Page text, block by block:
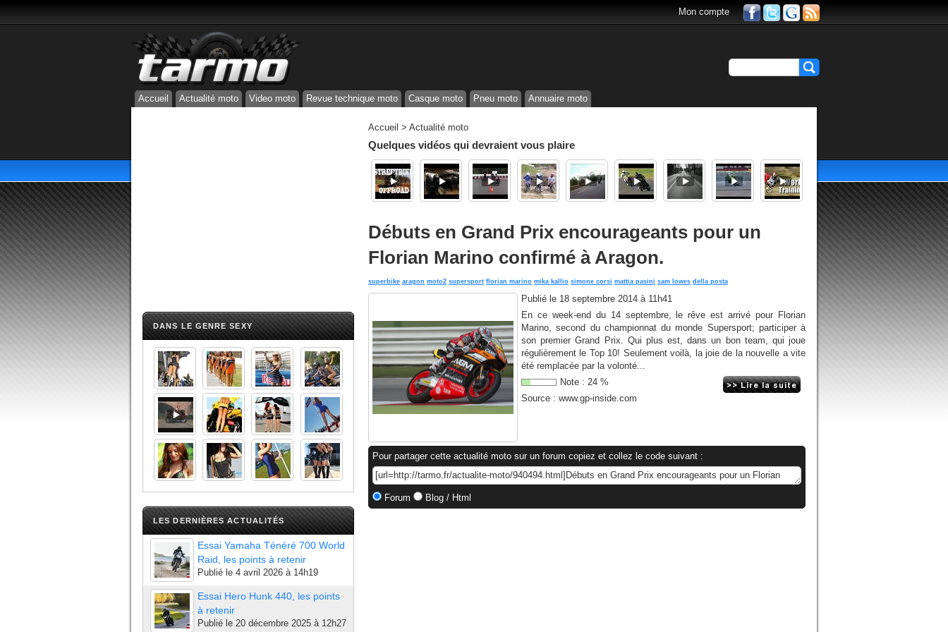
Mon compte
Accueil Actualité moto Video moto Revue technique moto Casque moto Pneu moto Annuaire moto
DANS LE GENRE SEXY
LES DERNIÈRES ACTUALITÉS
Essai Yamaha Ténéré 700 World
Raid, les points à retenir
Publié le 4 avril 2026 à 14h19
Essai Hero Hunk 440, les points
à retenir
Publié le 20 décembre 2025 à 12h27
Accueil > Actualité moto
Quelques vidéos qui devraient vous plaire
Débuts en Grand Prix encourageants pour un
Florian Marino confirmé à Aragon.
superbike aragon moto2 supersport florian marino mika kallio simone corsi mattia pasini sam lowes della posta
Publié le 18 septembre 2014 à 11h41
En ce week-end du 14 septembre, le rêve est arrivé pour Florian
Marino, second du championnat du monde Supersport; participer à
son premier Grand Prix. Qui plus est, dans un bon team, qui joue
régulièrement le Top 10! Seulement voilà, la joie de la nouvelle a vite
été remplacée par la volonté...
Note : 24 %
Source : www.gp-inside.com
Pour partager cette actualité moto sur un forum copiez et collez le code suivant :
Forum Blog / Html